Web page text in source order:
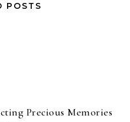
POSTS
Precious Memories